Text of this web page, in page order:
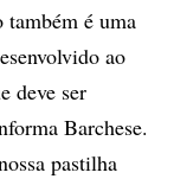
também é uma
ao
deve ser
Barchese.
pastilha